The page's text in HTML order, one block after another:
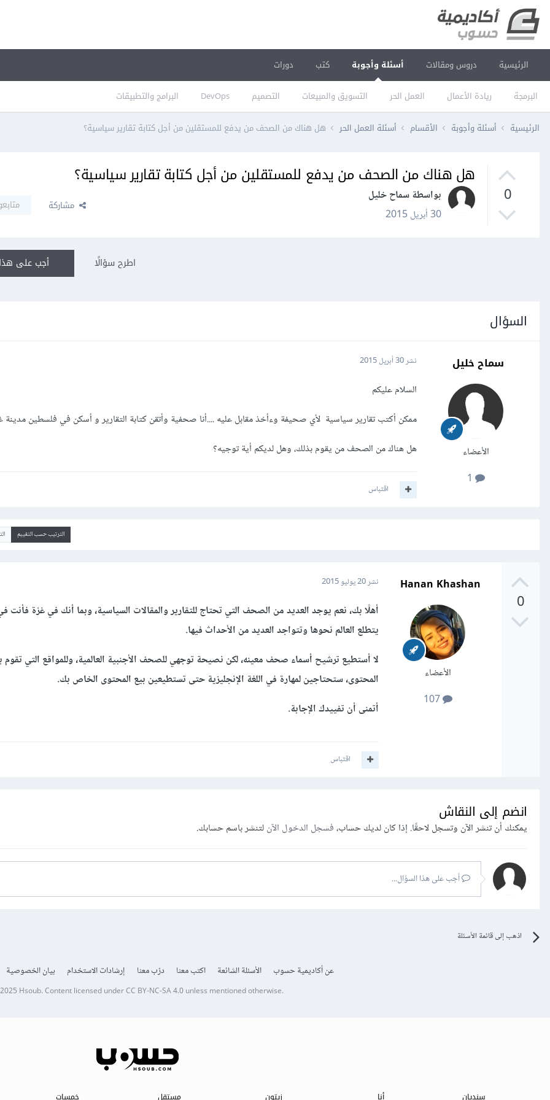
الرئيسية دروس ومقالات أسئلة وأجوبة
البرمجة ريادة الأعمال العمل الحر التسويق والمبيعات التصميم DevOps البرامج والتطبيقات
كتب دورات
الرئيسية أسئلة وأجوبة الأقسام أسئلة العمل الحر هل هناك من الصحف من يدفع للمستقلين من أجل كتابة تقارير سياسية؟
0
هل هناك من الصحف من يدفع للمستقلين من أجل كتابة تقارير سياسية؟
بواسطة سماح خليل
30 أبريل 2015
مشاركة
أجب على اطرح سؤالًا
السؤال
سماح خليل
الأعضاء
نشر30 أبريل 2015
السلام عليكم
ممكن أكتب تقارير سياسية لأي صحيفة وءأخذ مقابل عليه ....أنا صحفية وأتقن كتابة التقارير و أسكن في فلسطين مدينة
هل هناك من الصحف من يقوم بذلك، وهل لديكم أية توجيه؟
اقتباس
الترتيب حسب التقييم
0
Hanan Khashan
الأعضاء
107
نشر20 يوليو 2015
أهلًا بك، نعم يوجد العديد من الصحف التي تحتاج للتقارير والمقالات السياسية، وبما أنك في غزة فأنت
يتطلع العالم نحوها وتتواجد العديد من الأحداث فيها.
لا أستطيع ترشيح أسماء صحف معينه، لكن نصيحة توجهي للصحف الأجنبية العالمية، وللمواقع التي تقوم
المحتوى، ستحتاجين لمهارة في اللغة الإنجليزية حتى تستطيعين بيع المحتوى الخاص بك.
أتمنى أن تفييدك الإجابة.
اقتباس
انضم إلى النقاش
يمكنك أن تنشر الآن وتسجل لاحقًا. إذا كان لديك حساب،فسجل الدخول الآنلتنشر باسم حسابك.
أجب على هذا السؤال...
اذهب إلى قائمة الأسئلة
عن أكاديمية حسوب الأسئلة الشائعة اكتب معنا درّب معنا إرشادات الاستخدام بيان الخصوصية
Hsoub.Content licensed underCC BY-NC-SA 4.0unless mentioned otherwise.